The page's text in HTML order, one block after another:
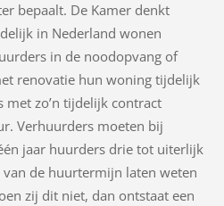
bepaalt. De Kamer denkt
in Nederland wonen
in de noodopvang of
renovatie hun woning tijdelijk
zo’n tijdelijk contract
Verhuurders moeten bij
jaar huurders drie tot uiterlijk
de huurtermijn laten weten
zij dit niet, dan ontstaat een